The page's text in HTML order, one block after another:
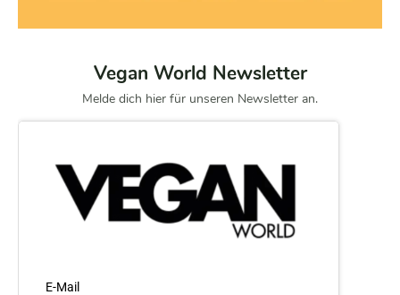
Vegan World Newsletter
Melde dich hier für unseren Newsletter an.